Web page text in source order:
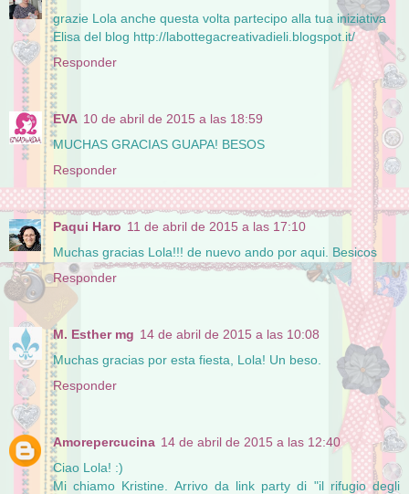
grazie Lola anche questa volta partecipo alla tua iniziativa
Elisa del blog http://labottegacreativadieli.blogspot.it/
Responder
EVA 10 de abril de 2015 a las 18:59
MUCHAS GRACIAS GUAPA! BESOS
Responder
Paqui Haro 11 de abril de 2015 a las 17:10
Muchas gracias Lola!!! de nuevo ando por aqui. Besicos
Responder
M. Esther mg 14 de abril de 2015 a las 10:08
Muchas gracias por esta fiesta, Lola! Un beso.
Responder
Amorepercucina 14 de abril de 2015 a las 12:40
Ciao Lola! :)
Mi chiamo Kristine. Arrivo da link party di "il rifugio degli